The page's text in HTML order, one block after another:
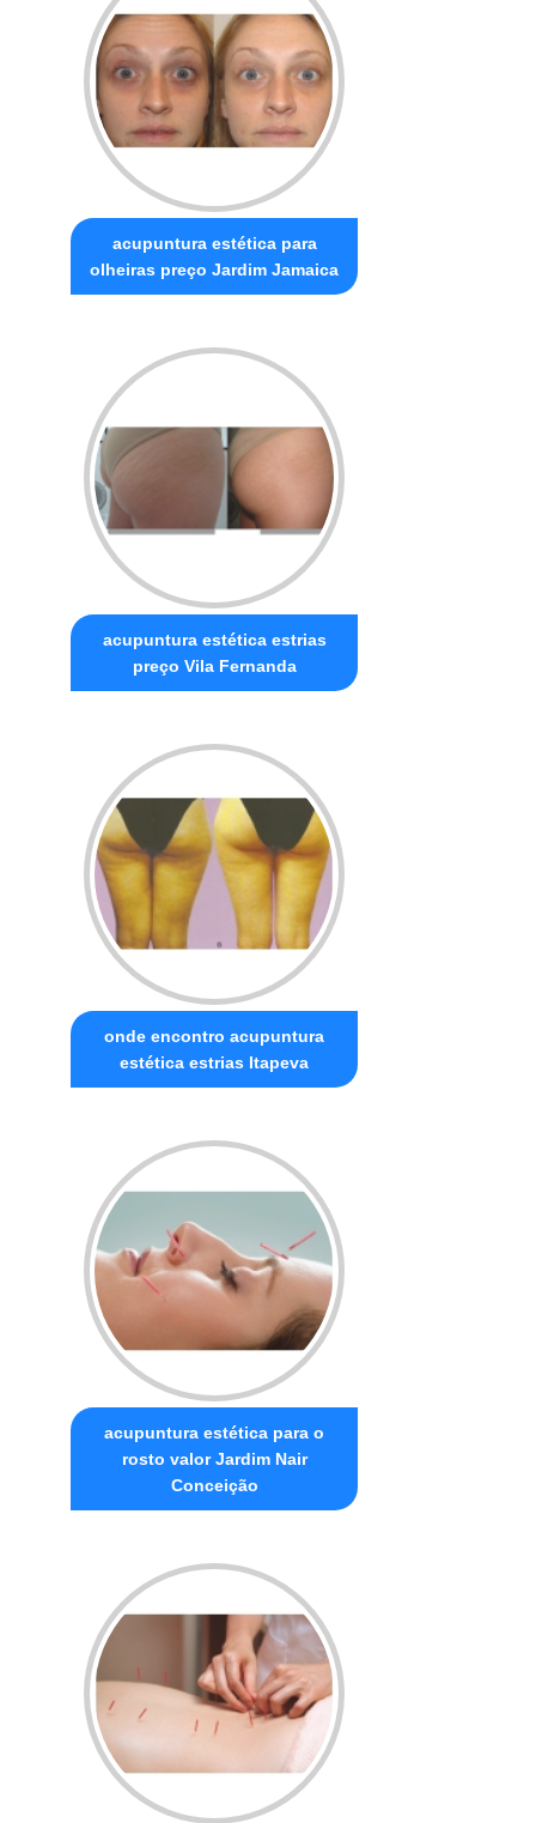
acupuntura estética para
olheiras preço Jardim Jamaica
acupuntura estética estrias
preço Vila Fernanda
onde encontro acupuntura
estética estrias Itapeva
acupuntura estética para o
rosto valor Jardim Nair
Conceição